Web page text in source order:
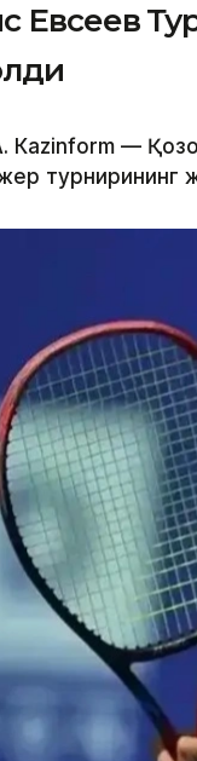
Евсеев
Кazinform —
турнирининг